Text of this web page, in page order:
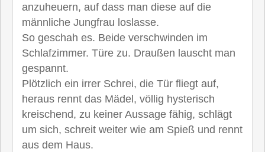
anzuheuern, auf dass man diese auf die
männliche Jungfrau loslasse.
So geschah es. Beide verschwinden im
Schlafzimmer. Türe zu. Draußen lauscht man
gespannt.
Plötzlich ein irrer Schrei, die Tür fliegt auf,
heraus rennt das Mädel, völlig hysterisch
kreischend, zu keiner Aussage fähig, schlägt
um sich, schreit weiter wie am Spieß und rennt
aus dem Haus.